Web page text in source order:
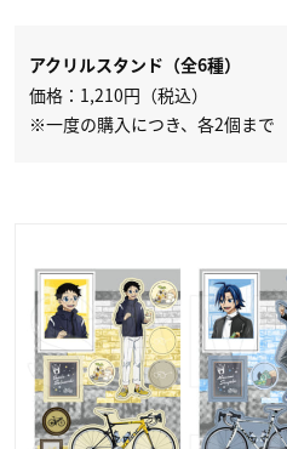
アクリルスタンド（全6種）
価格：1,210円（税込）
※一度の購入につき、各2個まで